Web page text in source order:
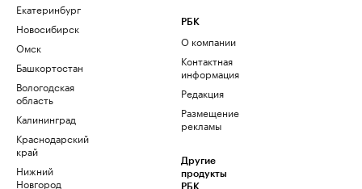
Екатеринбург
Новосибирск
Омск
Башкортостан
Вологодская
область
Калининград
Краснодарский
край
Нижний
Новгород
РБК
О компании
Контактная
информация
Редакция
Размещение
рекламы
Другие
продукты
РБК